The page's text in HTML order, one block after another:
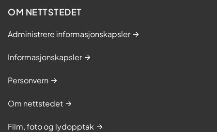
OM NETTSTEDET
Administrere informasjonskapsler
Informasjonskapsler
Personvern
Om nettstedet
Film, foto og lydopptak